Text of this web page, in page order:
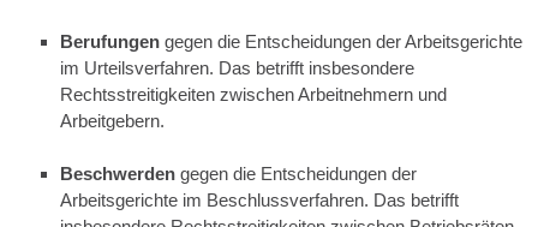
Berufungen gegen die Entscheidungen der Arbeitsgerichte
im Urteilsverfahren. Das betrifft insbesondere
Rechtsstreitigkeiten zwischen Arbeitnehmern und
Arbeitgebern.
Beschwerden gegen die Entscheidungen der
Arbeitsgerichte im Beschlussverfahren. Das betrifft